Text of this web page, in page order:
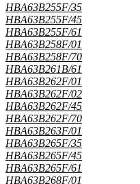
HBA63B255F/35
HBA63B255F/45
HBA63B255F/61
HBA63B258F/01
HBA63B258F/70
HBA63B261B/61
HBA63B262F/01
HBA63B262F/02
HBA63B262F/45
HBA63B262F/70
HBA63B263F/01
HBA63B265F/35
HBA63B265F/45
HBA63B265F/61
HBA63B268F/01